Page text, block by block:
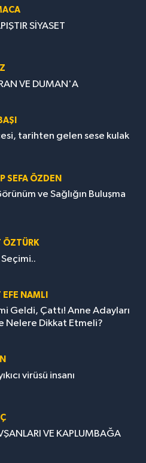
SİYASET
VE DUMAN'A
tarihten gelen sese kulak
SEFA ÖZDEN
ve Sağlığın Buluşma
ÖZTÜRK
Seçimi..
NAMLI
Geldi, Çattı! Anne Adayları
Nelere Dikkat Etmeli?
virüsü insanı
VE KAPLUMBAĞA